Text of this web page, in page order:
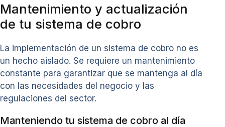
Mantenimiento y actualización
de tu sistema de cobro
La implementación de un sistema de cobro no es
un hecho aislado. Se requiere un mantenimiento
constante para garantizar que se mantenga al día
con las necesidades del negocio y las
regulaciones del sector.
Manteniendo tu sistema de cobro al día